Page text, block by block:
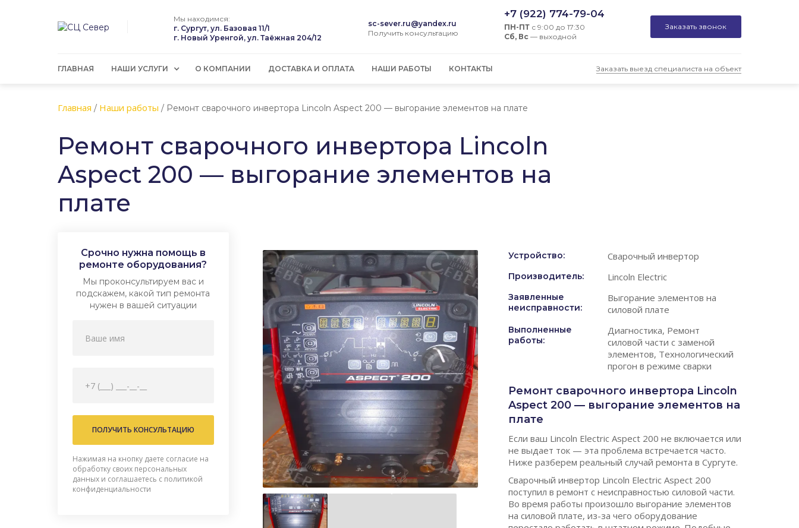
Мы находимся:
г. Сургут, ул. Базовая 11/1
г. Новый Уренгой, ул. Таёжная 204/12
sc-sever.ru@yandex.ru
Получить консультацию
+7 (922) 774-79-04
ПН-ПТс 9:00 до 17:30
Сб, Вс— выходной
Заказать звонок
ГЛАВНАЯ НАШИ УСЛУГИ О КОМПАНИИ ДОСТАВКА И ОПЛАТА НАШИ РАБОТЫ КОНТАКТЫ Заказать выезд специалиста на объект
Главная / Наши работы / Ремонт сварочного инвертора Lincoln Aspect 200 — выгорание элементов на плате
Ремонт сварочного инвертора Lincoln
Aspect 200 — выгорание элементов на
плате
Срочно нужна помощь в
ремонте оборудования?
Мы проконсультируем вас и
подскажем, какой тип ремонта
нужен в вашей ситуации
Нажимая на кнопку даете согласие на
обработку своих персональных
данных и соглашаетесь с политикой
конфиденциальности
Устройство: Сварочный инвертор
Производитель: Lincoln Electric
Заявленные
неисправности:
Выгорание элементов на
силовой плате
Выполненные
работы:
Диагностика, Ремонт
силовой части с заменой
элементов, Технологический
прогон в режиме сварки
Ремонт сварочного инвертора Lincoln
Aspect 200 — выгорание элементов на
плате
Если ваш Lincoln Electric Aspect 200 не включается или
не выдает ток — эта проблема встречается часто.
Ниже разберем реальный случай ремонта в Сургуте.
Сварочный инвертор Lincoln Electric Aspect 200
поступил в ремонт с неисправностью силовой части.
Во время работы произошло выгорание элементов
на силовой плате, из-за чего оборудование